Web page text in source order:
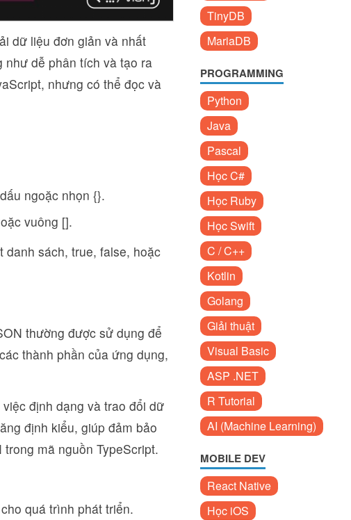
dữ liệu đơn giản và nhất
như dễ phân tích và tạo ra
nhưng có thể đọc và
ngoặc nhọn {}.
vuông [].
danh sách, true, false, hoặc
thường được sử dụng để
thành phần của ứng dụng,
định dạng và trao đổi dữ
định kiểu, giúp đảm bảo
mã nguồn TypeScript.
quá trình phát triển.
TinyDB
MariaDB
PROGRAMMING
Python
Java
Pascal
Học C#
Học Ruby
Học Swift
C / C++
Kotlin
Golang
Giải thuật
Visual Basic
ASP .NET
R Tutorial
AI (Machine Learning)
MOBILE DEV
React Native
Học iOS